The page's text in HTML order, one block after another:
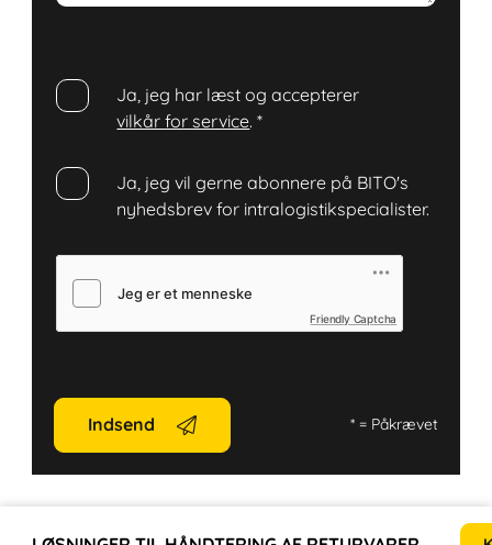
Ja, jeg har læst og accepterer
vilkår for service.*
Ja, jeg vil gerne abonnere på BITO's
nyhedsbrev for intralogistikspecialister.
Friendly Captcha
Indsend *= Påkrævet